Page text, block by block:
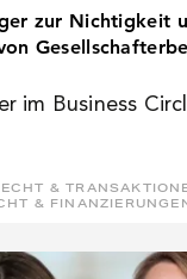
zur Nichtigkeit
im Business
&
&